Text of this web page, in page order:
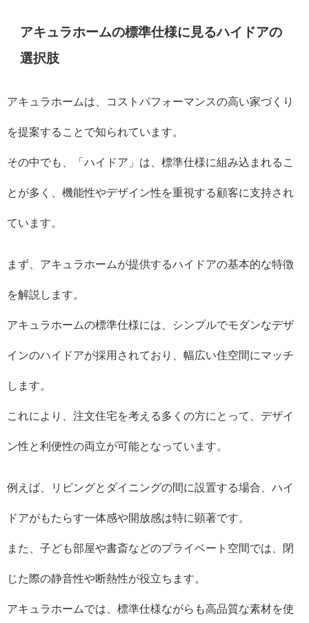
アキュラホームの標準仕様に見るハイドアの
選択肢
アキュラホームは、コストパフォーマンスの高い家づくり
を提案することで知られています。
その中でも、「ハイドア」は、標準仕様に組み込まれるこ
とが多く、機能性やデザイン性を重視する顧客に支持され
ています。
まず、アキュラホームが提供するハイドアの基本的な特徴
を解説します。
アキュラホームの標準仕様には、シンプルでモダンなデザ
インのハイドアが採用されており、幅広い住空間にマッチ
します。
これにより、注文住宅を考える多くの方にとって、デザイ
ン性と利便性の両立が可能となっています。
例えば、リビングとダイニングの間に設置する場合、ハイ
ドアがもたらす一体感や開放感は特に顕著です。
また、子ども部屋や書斎などのプライベート空間では、閉
じた際の静音性や断熱性が役立ちます。
アキュラホームでは、標準仕様ながらも高品質な素材を使